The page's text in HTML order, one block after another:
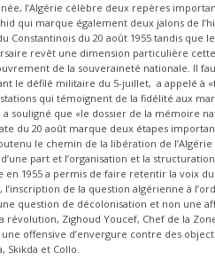
l’Algérie célèbre deux repères
qui marque également deux jalons de
Constantinois du 20 août 1955 tandis que
revêt une dimension particulière
de la souveraineté nationale. Il
le défilé militaire du 5-juillet, a appelé à
qui témoignent de la fidélité aux
souligné que «le dossier de la mémoire
du 20 août marque deux étapes
le chemin de la libération de
part et l’organisation et la
en 1955 a permis de faire retentir la voix
de la question algérienne à
question de décolonisation et non une
révolution, Zighoud Youcef, Chef de la
offensive d’envergure contre des
Skikda et Collo.